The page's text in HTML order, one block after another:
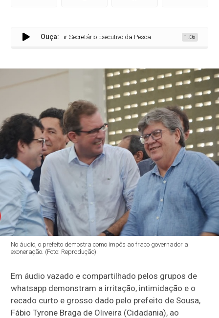
Ouça:
Sousa ao exonerar Secretário Executivo da Pesca 1.0x
No áudio, o prefeito demostra como impôs ao fraco governador a
exoneração. (Foto: Reprodução).
Em áudio vazado e compartilhado pelos grupos de
whatsapp demonstram a irritação, intimidação e o
recado curto e grosso dado pelo prefeito de Sousa,
Fábio Tyrone Braga de Oliveira (Cidadania), ao